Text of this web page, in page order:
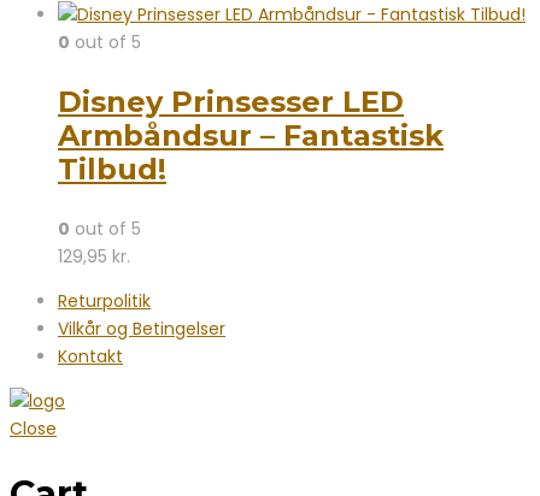
0 out of 5
Disney Prinsesser LED
Armbåndsur – Fantastisk
Tilbud!
0 out of 5
129,95 kr.
Returpolitik
Vilkår og Betingelser
Kontakt
Close